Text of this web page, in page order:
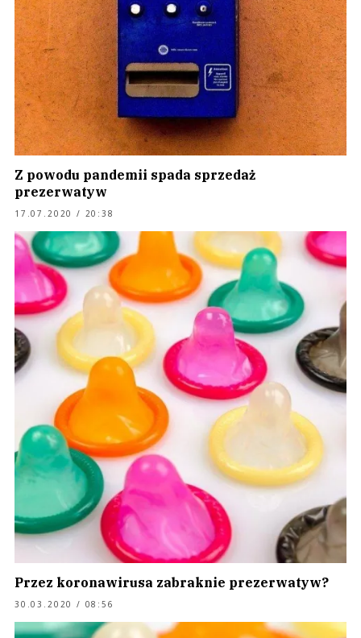
Z powodu pandemii spada sprzedaż
prezerwatyw
17.07.2020 / 20:38
Przez koronawirusa zabraknie prezerwatyw?
30.03.2020 / 08:56